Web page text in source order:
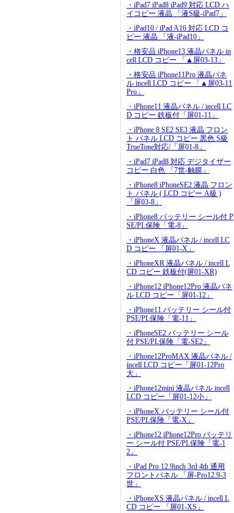
・iPad7 iPad8 iPad9 対応 LCD ハ
イコピー 液晶 「液S級-iPad7」
・iPad10 / iPad A16 対応 LCD コ
ピー 液晶 「液-iPad10」
・格安品 iPhone13 液晶パネル in
cell LCD コピー 「▲屏03-13」
・格安品 iPhone11Pro 液晶パネ
ル incell LCD コピー 「▲屏03-11
Pro」
・iPhone11 液晶パネル / incell LC
D コピー 鉄板付「屏01-11」
・iPhone 8 SE2 SE3 液晶 フロン
ト パネル LCD コピー 黒色 S級
TrueTone対応/「屏01-8」
・iPad7 iPad8 対応 デジタイザー
コピー 白色 「7世-触膜」
・iPhone8 iPhoneSE2 液晶 フロン
ト パネル ( LCD コピー A級 )
「屏03-8」
・iPhone8 バッテリー シール付 P
SE/PL保険「電-8」
・iPhoneX 液晶パネル / incell LC
D コピー 「屏01-X」
・iPhoneXR 液晶パネル / incell L
CD コピー 鉄板付(屏01-XR)
・iPhone12 iPhone12Pro 液晶パネ
ル LCD コピー「屏01-12」
・iPhone11 バッテリー シール付
PSE/PL保険「電-11」
・iPhoneSE2 バッテリー シール
付 PSE/PL保険「電-SE2」
・iPhone12ProMAX 液晶パネル /
incell LCD コピー「屏01-12Pro
大」
・iPhone12mini 液晶パネル incell
LCD コピー「屏01-12小」
・iPhoneX バッテリー シール付
PSE/PL保険「電-X」
・iPhone12 iPhone12Pro バッテリ
ー シール付 PSE/PL保険「電-1
2」
・iPad Pro 12.9inch 3rd 4th 通用
フロントパネル 「屏-Pro12.9-3
世」
・iPhoneXS 液晶パネル / incell L
CD コピー 「屏01-XS」